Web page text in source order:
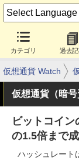
カテゴリ 過去
仮想通貨 Watch
仮想通貨（暗
ビットコイ
の1.5倍まで
ハッシュレート